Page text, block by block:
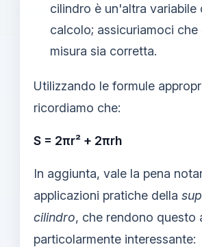
cilindro è un'altra variabile
calcolo; assicuriamoci che
misura sia corretta.
Utilizzando le formule
ricordiamo che:
S = 2πr² + 2πrh
In aggiunta, vale la pena
applicazioni pratiche della
cilindro, che rendono questo
particolarmente interessante: